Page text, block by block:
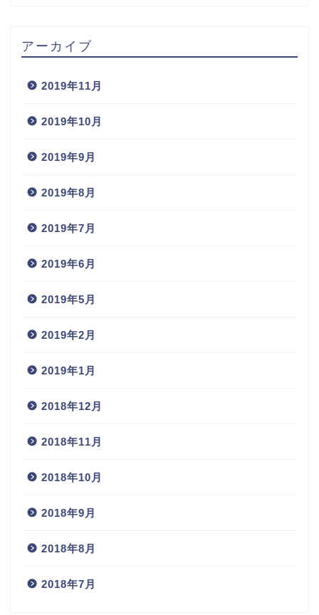
アーカイブ
2019年11月
2019年10月
2019年9月
2019年8月
2019年7月
2019年6月
2019年5月
2019年2月
2019年1月
2018年12月
2018年11月
2018年10月
2018年9月
2018年8月
2018年7月